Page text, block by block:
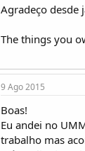
Agradeço desde
The things you
9 Ago 2015
Boas!
Eu andei no
trabalho mas